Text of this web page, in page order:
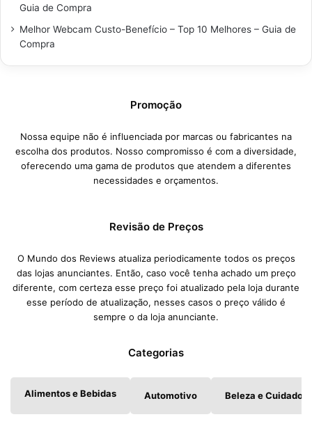
Guia de Compra
Melhor Webcam Custo-Benefício – Top 10 Melhores – Guia de
Compra
Promoção
Nossa equipe não é influenciada por marcas ou fabricantes na
escolha dos produtos. Nosso compromisso é com a diversidade,
oferecendo uma gama de produtos que atendem a diferentes
necessidades e orçamentos.
Revisão de Preços
O Mundo dos Reviews atualiza periodicamente todos os preços
das lojas anunciantes. Então, caso você tenha achado um preço
diferente, com certeza esse preço foi atualizado pela loja durante
esse período de atualização, nesses casos o preço válido é
sempre o da loja anunciante.
Categorias
Alimentos e Bebidas Automotivo Beleza e Cuidados